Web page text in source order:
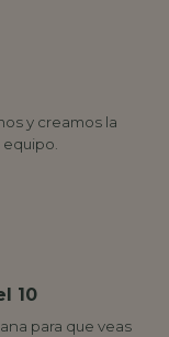
y creamos la
10
para que veas